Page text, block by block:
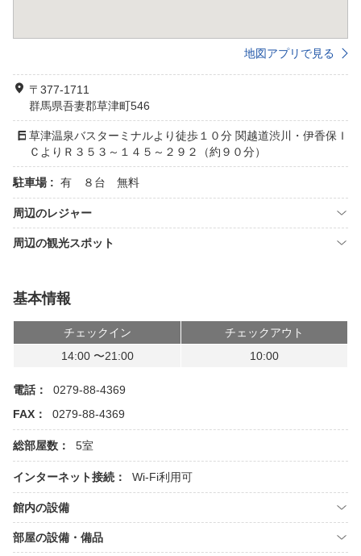
地図アプリで見る
〒377-1711
群馬県吾妻郡草津町546
草津温泉バスターミナルより徒歩１０分 関越道渋川・伊香保Ｉ
ＣよりＲ３５３～１４５～２９２（約９０分）
駐車場 : 有 ８台 無料
周辺のレジャー
周辺の観光スポット
基本情報
チェックイン
チェックアウト
14:00 〜21:00
10:00
電話：
0279-88-4369
FAX：
0279-88-4369
総部屋数： 5室
インターネット接続： Wi-Fi利用可
館内の設備
部屋の設備・備品